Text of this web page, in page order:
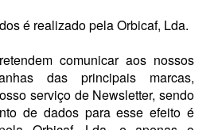
é realizado pela Orbicaf, Lda.
comunicar aos nossos
das principais marcas,
serviço de Newsletter, sendo
de dados para esse efeito é